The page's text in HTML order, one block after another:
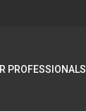
PROFESSIONALS